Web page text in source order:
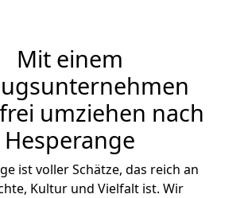
Mit einem
umziehen nach
Hesperange
ist voller Schätze, das reich an
Kultur und Vielfalt ist. Wir